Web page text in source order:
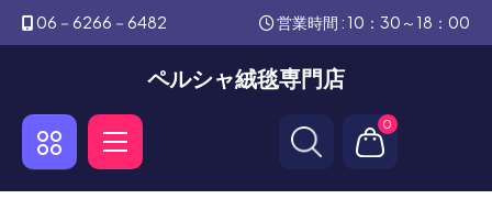
06－6266－6482 営業時間 : 10：30～18：00
ペルシャ絨毯専門店
0